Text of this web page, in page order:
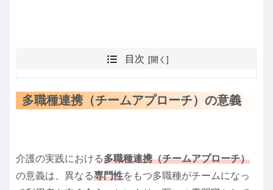
目次
多職種連携（チームアプローチ）の意義
介護の実践における多職種連携（チームアプローチ）
の意義は、異なる専門性をもつ多職種がチームになっ